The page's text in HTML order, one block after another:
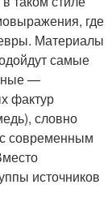
где
Материалы
самые
—
фактур
словно
современным
источников